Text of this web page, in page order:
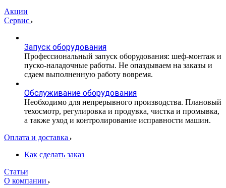
Акции
Сервис
Запуск оборудования
Профессиональный запуск оборудования: шеф-монтаж и
пуско-наладочные работы. Не опаздываем на заказы и
сдаем выполненную работу вовремя.
Обслуживание оборудования
Необходимо для непрерывного производства. Плановый
техосмотр, регулировка и продувка, чистка и промывка,
а также уход и контролирование исправности машин.
Оплата и доставка
Как сделать заказ
Статьи
О компании